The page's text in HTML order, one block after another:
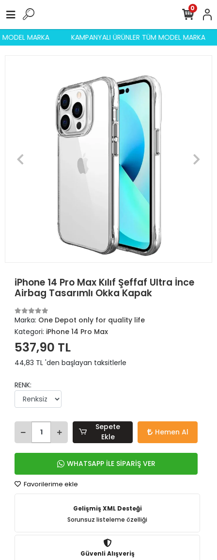
MODEL MARKA KAMPANYALI ÜRÜNLER TÜM MODEL MARKA
0
iPhone 14 Pro Max Kılıf Şeffaf Ultra İnce
Airbag Tasarımlı Okka Kapak
Marka: One Depot only for quality life
Kategori: iPhone 14 Pro Max
537,90 TL
44,83 TL 'den başlayan taksitlerle
RENK:
Sepete
Ekle
Hemen Al
WHATSAPP İLE SİPARİŞ VER
Favorilerime ekle
Gelişmiş XML Desteği
Sorunsuz listeleme özelliği
Güvenli Alışveriş